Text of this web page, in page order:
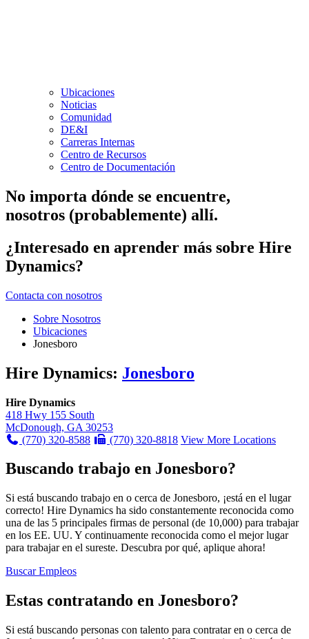
Ubicaciones
Noticias
Comunidad
DE&I
Carreras Internas
Centro de Recursos
Centro de Documentación
No importa dónde se encuentre,
nosotros (probablemente) allí.
¿Interesado en aprender más sobre Hire
Dynamics?
Contacta con nosotros
Sobre Nosotros
Ubicaciones
Jonesboro
Hire Dynamics: Jonesboro
Hire Dynamics
418 Hwy 155 South
McDonough, GA 30253
(770) 320-8588
(770) 320-8818 View More Locations
Buscando trabajo en Jonesboro?
Si está buscando trabajo en o cerca de Jonesboro, ¡está en el lugar
correcto! Hire Dynamics ha sido constantemente reconocida como
una de las 5 principales firmas de personal (de 10,000) para trabajar
en los EE. UU. Y continuamente reconocida como el mejor lugar
para trabajar en el sureste. Descubra por qué, aplique ahora!
Buscar Empleos
Estas contratando en Jonesboro?
Si está buscando personas con talento para contratar en o cerca de